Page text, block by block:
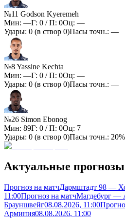
№11 Godson Kyeremeh
Мин: —Г: 0 / П: 0Оц: —
Удары: 0 (в створ 0)Пасы точн.: —
№8 Yassine Kechta
Мин: —Г: 0 / П: 0Оц: —
Удары: 0 (в створ 0)Пасы точн.: —
№26 Simon Ebonog
Мин: 89Г: 0 / П: 0Оц: 7
Удары: 0 (в створ 0)Пасы точн.: 20%
Актуальные прогнозы
Прогноз на матчДармштадт 98 —
11:00Прогноз на матчМагдебург —
Брауншвейг08.08.2026, 11:00
Арминия08.08.2026, 11:00